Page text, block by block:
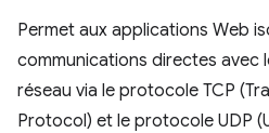
Permet aux applications Web
communications directes avec
réseau via le protocole TCP
Protocol) et le protocole UDP